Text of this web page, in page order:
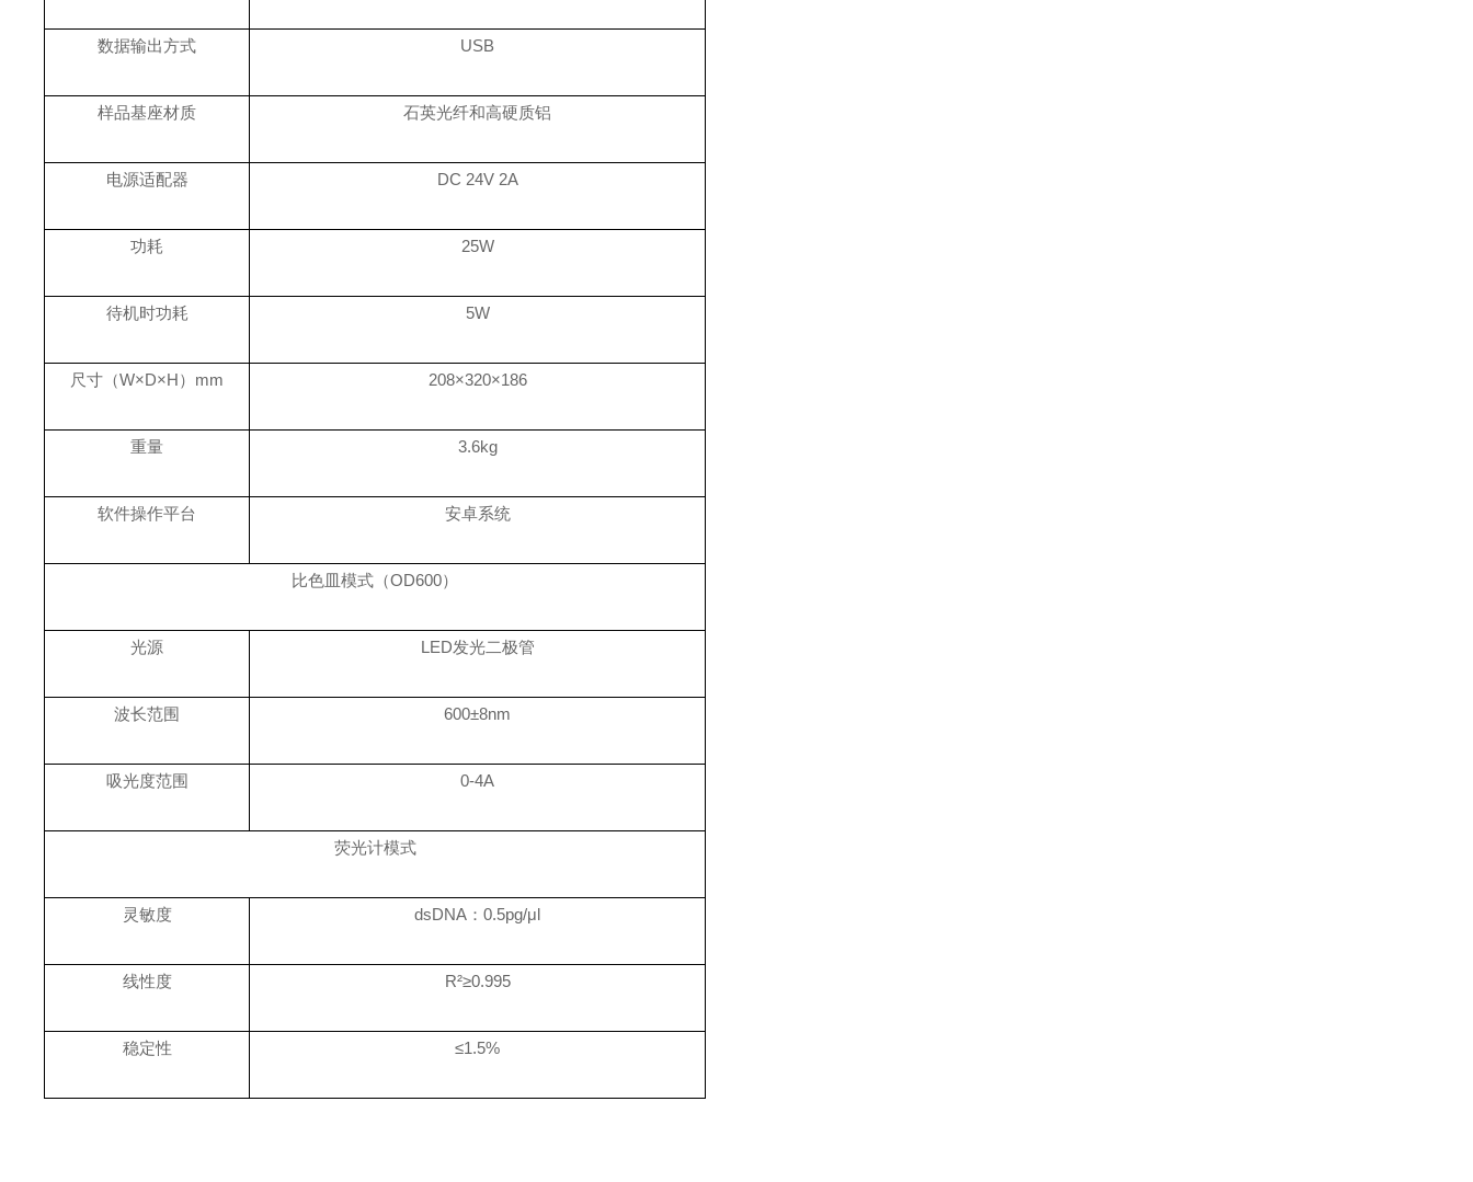
数据输出方式 USB
样品基座材质 石英光纤和高硬质铝
电源适配器 DC 24V 2A
功耗 25W
待机时功耗 5W
尺寸（W×D×H）mm 208×320×186
重量 3.6kg
软件操作平台 安卓系统
比色皿模式（OD600）
光源 LED发光二极管
波长范围 600±8nm
吸光度范围 0-4A
荧光计模式
灵敏度 dsDNA：0.5pg/μl
线性度 R²≥0.995
稳定性 ≤1.5%